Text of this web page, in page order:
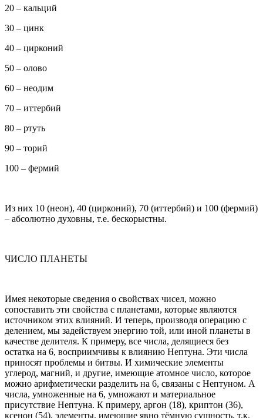
20 – кальций
30 – цинк
40 – цирконий
50 – олово
60 – неодим
70 – иттербий
80 – ртуть
90 – торий
100 – фермий
Из них 10 (неон), 40 (цирконий), 70 (иттербий) и 100 (фермий)
– абсолютно духовны, т.е. бескорыстны.
ЧИСЛО ПЛАНЕТЫ
Имея некоторые сведения о свойствах чисел, можно
сопоставить эти свойства с планетами, которые являются
источником этих влияний. И теперь, производя операцию с
делением, мы задействуем энергию той, или иной планеты в
качестве делителя. К примеру, все числа, делящиеся без
остатка на 6, восприимчивы к влиянию Нептуна. Эти числа
приносят проблемы и битвы. И химические элементы
углерод, магний, и другие, имеющие атомное число, которое
можно арифметически разделить на 6, связаны с Нептуном. А
числа, умноженные на 6, умножают и материальное
присутствие Нептуна. К примеру, аргон (18), криптон (36),
ксенон (54), элементы, имеющие явно тёмную сущность, т.к.